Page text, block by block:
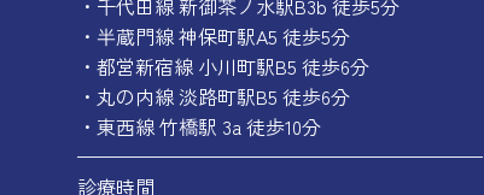
・千代田線 新御茶ノ水駅B3b 徒歩5分
・半蔵門線 神保町駅A5 徒歩5分
・都営新宿線 小川町駅B5 徒歩6分
・丸の内線 淡路町駅B5 徒歩6分
・東西線 竹橋駅 3a 徒歩10分
—————————————————————
診療時間